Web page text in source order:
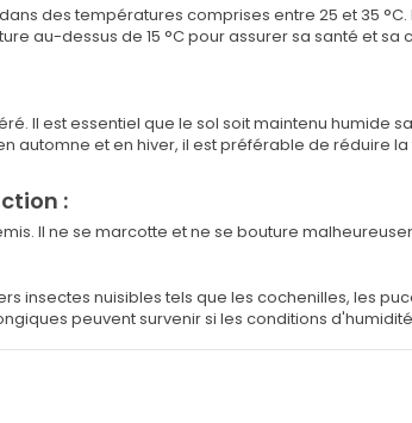
des températures comprises entre 25 et 35
au-dessus de 15 °C pour assurer sa santé et
Il est essentiel que le sol soit maintenu humide
automne et en hiver, il est préférable de réduire
:
Il ne se marcotte et ne se bouture
insectes nuisibles tels que les cochenilles, les
peuvent survenir si les conditions